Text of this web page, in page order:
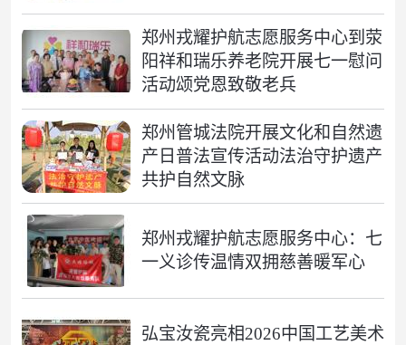
郑州戎耀护航志愿服务中心到荥
阳祥和瑞乐养老院开展七一慰问
活动颂党恩致敬老兵
郑州管城法院开展文化和自然遗
产日普法宣传活动法治守护遗产
共护自然文脉
郑州戎耀护航志愿服务中心：七
一义诊传温情双拥慈善暖军心
弘宝汝瓷亮相2026中国工艺美术